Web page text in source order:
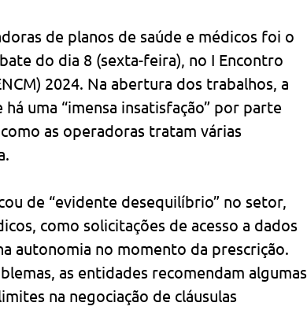
de planos de saúde e médicos foi o
do dia 8 (sexta-feira), no I Encontro
2024. Na abertura dos trabalhos, a
uma “imensa insatisfação” por parte
as operadoras tratam várias
de “evidente desequilíbrio” no setor,
como solicitações de acesso a dados
autonomia no momento da prescrição.
as entidades recomendam algumas
na negociação de cláusulas